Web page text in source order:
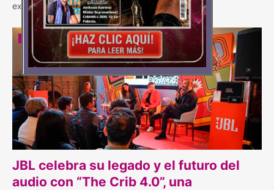
experiencias inmersivas, las barras de soni…
JBL celebra su legado y el futuro del
audio con “The Crib 4.0”, una